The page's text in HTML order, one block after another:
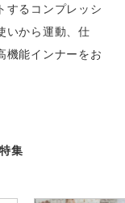
式会社
するコンプレッシ
いから運動、仕
機能インナーをお
集